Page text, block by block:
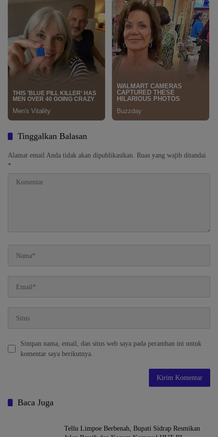
Tinggalkan Balasan
Alamat email Anda tidak akan dipublikasikan. Ruas yang wajib ditandai
*
Simpan nama, email, dan situs web saya pada peramban ini untuk
komentar saya berikutnya.
Baca Juga
Tellu Limpoe Berbenah, Bupati Sidrap Resmikan